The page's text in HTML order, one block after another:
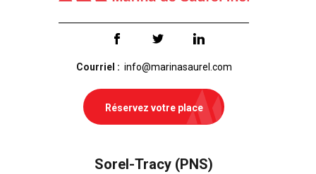
Sorel-Tracy (PNS)
Courriel : info@marinasaurel.com
Réservez votre place